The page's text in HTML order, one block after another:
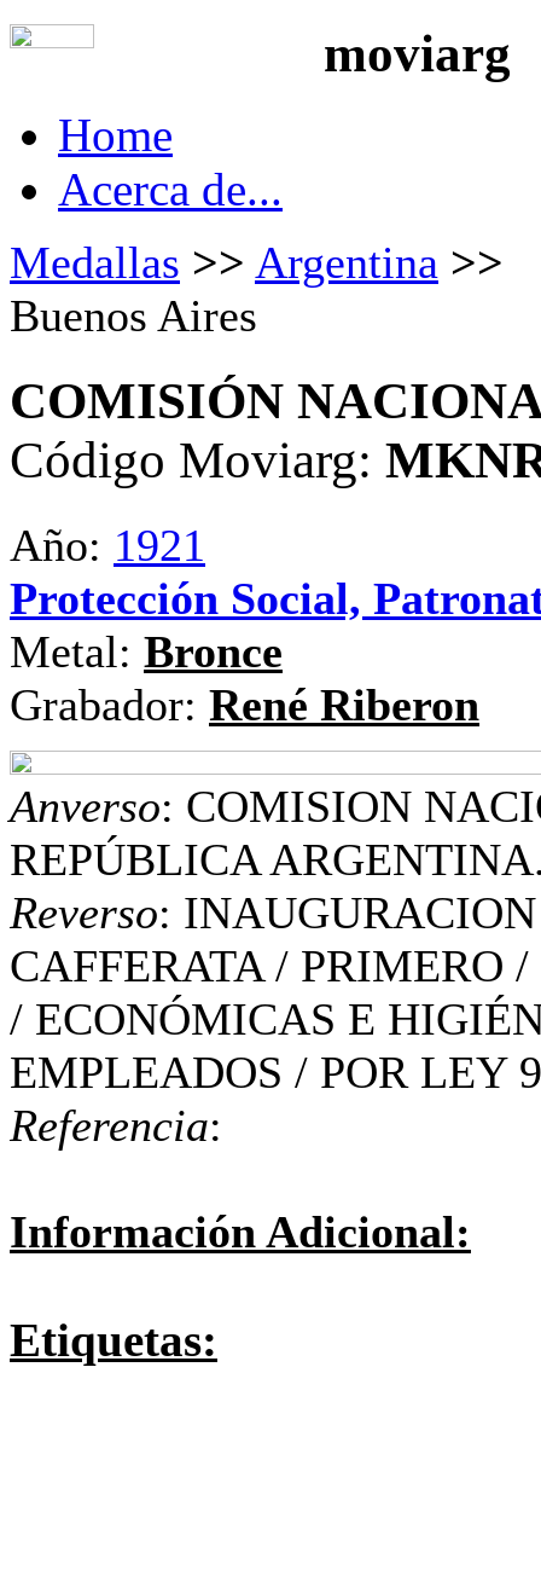
moviarg
Home
Acerca de...
Medallas >> Argentina >>
Buenos Aires
COMISIÓN
Código Moviarg:
Año: 1921
Protección Social,
Metal: Bronce
Grabador: René Riberon
Anverso: COMISION
REPÚBLICA
Reverso:
CAFFERATA / PRIMERO
/ ECONÓMICAS E
EMPLEADOS / POR LEY
Referencia:
Información Adicional:
Etiquetas: